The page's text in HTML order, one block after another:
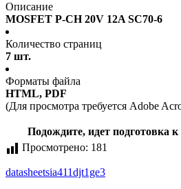
Описание
MOSFET P-CH 20V 12A SC70-6
Количество страниц
7 шт.
Форматы файла
HTML, PDF
(Для просмотра требуется Adobe
Подождите, идет подготовка
Просмотрено: 181
datasheetsia411djt1ge3